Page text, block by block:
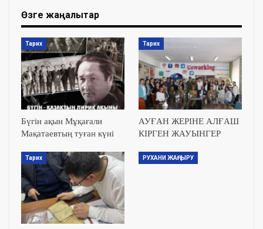
Өзге жаңалықтар
Тарих
Бүгін ақын Мұқағали
Мақатаевтың туған күні
Тарих
АУҒАН ЖЕРІНЕ АЛҒАШ
КІРГЕН ЖАУЫНГЕР
Тарих РУХАНИ ЖАҢҒЫРУ